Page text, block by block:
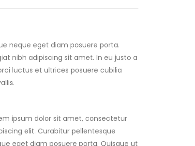
neque eget diam posuere porta.
nibh adipiscing sit amet. In eu justo a
luctus et ultrices posuere cubilia
ipsum dolor sit amet, consectetur
elit. Curabitur pellentesque
eget diam posuere porta. Quisque ut